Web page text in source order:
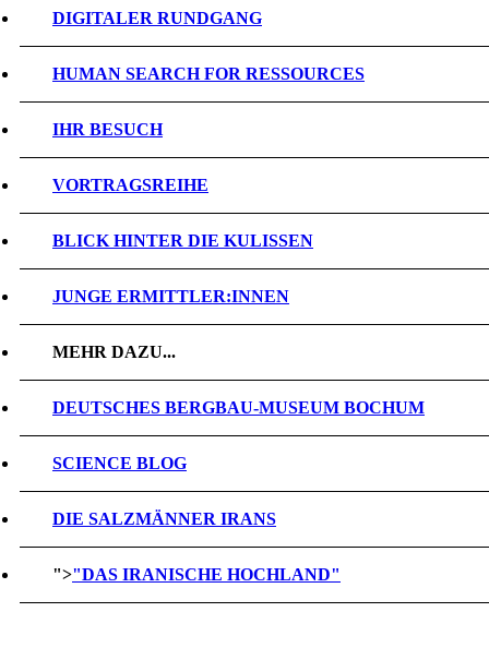
DIGITALER RUNDGANG
HUMAN SEARCH FOR RESSOURCES
IHR BESUCH
VORTRAGSREIHE
BLICK HINTER DIE KULISSEN
JUNGE ERMITTLER:INNEN
MEHR DAZU...
DEUTSCHES BERGBAU-MUSEUM BOCHUM
SCIENCE BLOG
DIE SALZMÄNNER IRANS
">"DAS IRANISCHE HOCHLAND"